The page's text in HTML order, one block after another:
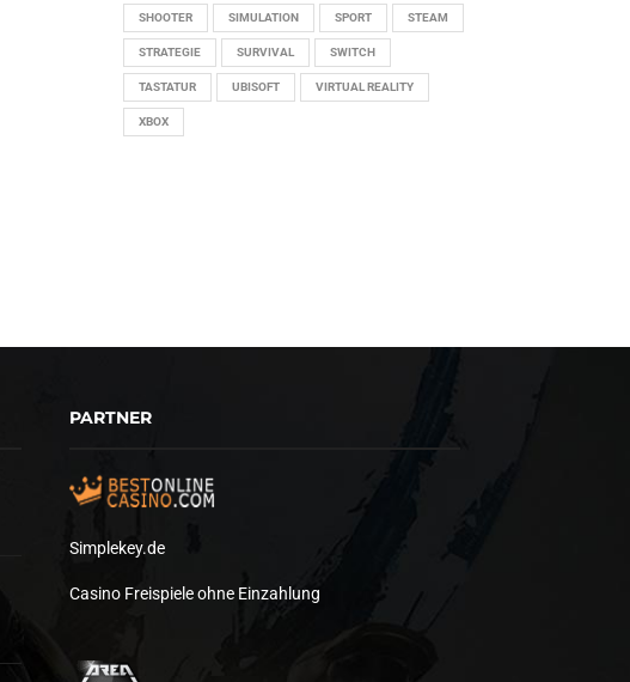
SHOOTER SIMULATION SPORT STEAM
STRATEGIE SURVIVAL SWITCH
TASTATUR UBISOFT VIRTUAL REALITY
XBOX
PARTNER
Simplekey.de
Casino Freispiele ohne Einzahlung